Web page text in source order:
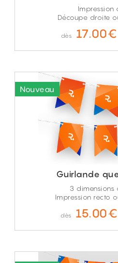
Impression
Découpe droite
dès
Guirlande
3 dimensions
Impression recto
dès